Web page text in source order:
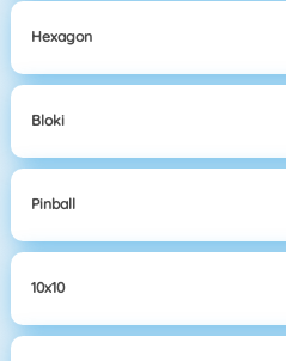
Hexagon
Bloki
Pinball
10x10